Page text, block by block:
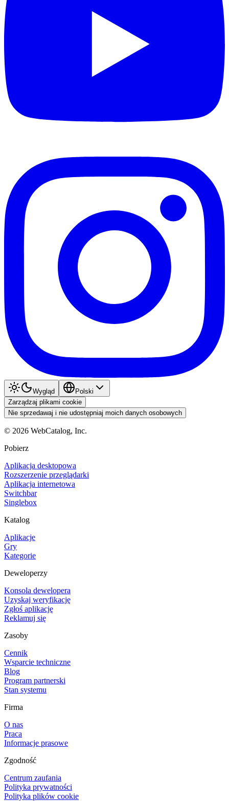
Wygląd
Polski
Zarządzaj plikami cookie
Nie sprzedawaj i nie udostępniaj moich danych osobowych
© 2026 WebCatalog, Inc.
Pobierz
Aplikacja desktopowa
Rozszerzenie przeglądarki
Aplikacja internetowa
Switchbar
Singlebox
Katalog
Aplikacje
Gry
Kategorie
Deweloperzy
Konsola dewelopera
Uzyskaj weryfikację
Zgłoś aplikację
Reklamuj się
Zasoby
Cennik
Wsparcie techniczne
Blog
Program partnerski
Stan systemu
Firma
O nas
Praca
Informacje prasowe
Zgodność
Centrum zaufania
Polityka prywatności
Polityka plików cookie